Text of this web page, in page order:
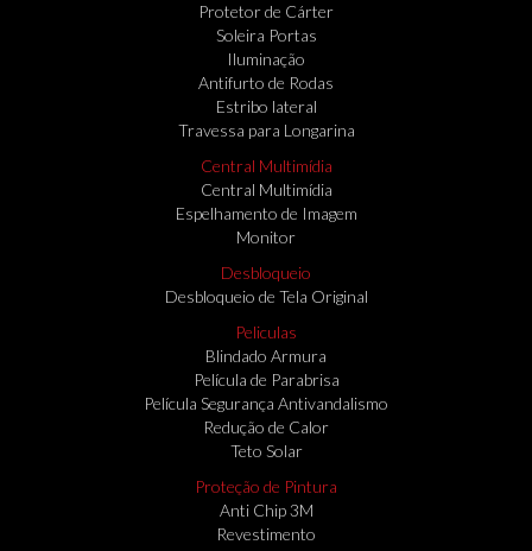
Protetor de Cárter
Soleira Portas
Iluminação
Antifurto de Rodas
Estribo lateral
Travessa para Longarina
Central Multimídia
Central Multimídia
Espelhamento de Imagem
Monitor
Desbloqueio
Desbloqueio de Tela Original
Peliculas
Blindado Armura
Película de Parabrisa
Película Segurança Antivandalismo
Redução de Calor
Teto Solar
Proteção de Pintura
Anti Chip 3M
Revestimento